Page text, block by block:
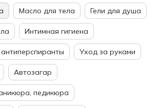
Масло для тела Гели для душа
Интимная гигиена
Уход за руками
Автозагар
педикюра